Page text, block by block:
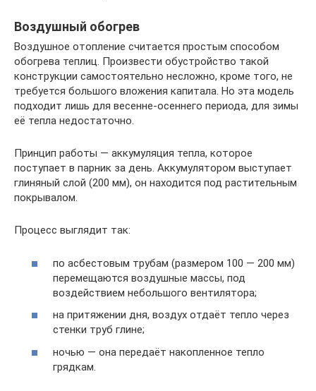
Воздушный обогрев
Воздушное отопление считается простым способом
обогрева теплиц. Произвести обустройство такой
конструкции самостоятельно несложно, кроме того, не
требуется большого вложения капитала. Но эта модель
подходит лишь для весенне-осеннего периода, для зимы
её тепла недостаточно.
Принцип работы — аккумуляция тепла, которое
поступает в парник за день. Аккумулятором выступает
глиняный слой (200 мм), он находится под растительным
покрывалом.
Процесс выглядит так:
по асбестовым трубам (размером 100 — 200 мм)
перемещаются воздушные массы, под
воздействием небольшого вентилятора;
на притяжении дня, воздух отдаёт тепло через
стенки труб глине;
ночью — она передаёт накопленное тепло
грядкам.